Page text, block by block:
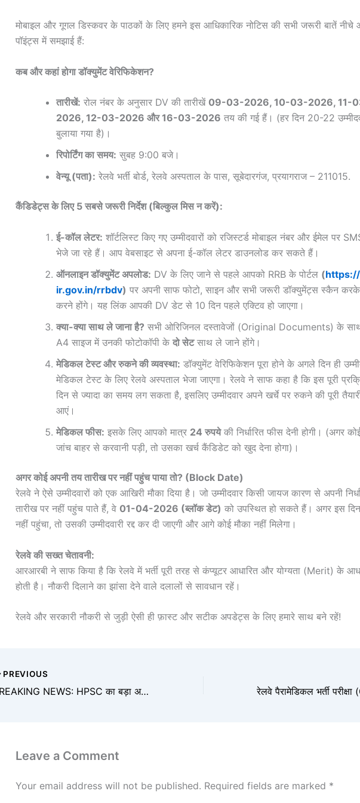
मोबाइल और गूगल डिस्कवर के पाठकों के लिए हमने इस आधिकारिक नोटिस की सभी जरूरी बातें नीचे
पॉइंट्स में समझाई हैं:
कब और कहां होगा डॉक्युमेंट वेरिफिकेशन?
तारीखें: रोल नंबर के अनुसार DV की तारीखें 09-03-2026, 10-03-2026, 11-
2026, 12-03-2026 और 16-03-2026 तय की गई हैं। (हर दिन 20-22
बुलाया गया है)।
रिपोर्टिंग का समय: सुबह 9:00 बजे।
वेन्यू (पता): रेलवे भर्ती बोर्ड, रेलवे अस्पताल के पास, सूबेदारगंज, प्रयागराज – 211015.
कैंडिडेट्स के लिए 5 सबसे जरूरी निर्देश (बिल्कुल मिस न करें):
ई-कॉल लेटर: शॉर्टलिस्ट किए गए उम्मीदवारों को रजिस्टर्ड मोबाइल नंबर और ईमेल पर
भेजे जा रहे हैं। आप वेबसाइट से अपना ई-कॉल लेटर डाउनलोड कर सकते हैं।
ऑनलाइन डॉक्युमेंट अपलोड: DV के लिए जाने से पहले आपको RRB के पोर्टल (
ir.gov.in/rrbdv) पर अपनी साफ फोटो, साइन और सभी जरूरी डॉक्युमेंट्स स्कैन
करने होंगे। यह लिंक आपकी DV डेट से 10 दिन पहले एक्टिव हो जाएगा।
क्या-क्या साथ ले जाना है? सभी ओरिजिनल दस्तावेजों (Original Documents) के
A4 साइज में उनकी फोटोकॉपी के दो सेटसाथ ले जाने होंगे।
मेडिकल टेस्ट और रुकने की व्यवस्था: डॉक्युमेंट वेरिफिकेशन पूरा होने के अगले दिन ही
मेडिकल टेस्ट के लिए रेलवे अस्पताल भेजा जाएगा। रेलवे ने साफ कहा है कि इस पूरी
दिन से ज्यादा का समय लग सकता है, इसलिए उम्मीदवार अपने खर्चे पर रुकने की पूरी
आएं।
मेडिकल फीस: इसके लिए आपको मात्र 24 रुपयेकी निर्धारित फीस देनी होगी। (अगर
जांच बाहर से करवानी पड़ी, तो उसका खर्च कैंडिडेट को खुद देना होगा)।
अगर कोई अपनी तय तारीख पर नहीं पहुंच पाया तो? (Block Date)
रेलवे ने ऐसे उम्मीदवारों को एक आखिरी मौका दिया है। जो उम्मीदवार किसी जायज कारण से अपनी
तारीख पर नहीं पहुंच पाते हैं, वे 01-04-2026 (ब्लॉक डेट) को उपस्थित हो सकते हैं। अगर इस
नहीं पहुंचा, तो उसकी उम्मीदवारी रद्द कर दी जाएगी और आगे कोई मौका नहीं मिलेगा।
रेलवे की सख्त चेतावनी:
आरआरबी ने साफ किया है कि रेलवे में भर्ती पूरी तरह से कंप्यूटर आधारित और योग्यता (Merit) के
होती है। नौकरी दिलाने का झांसा देने वाले दलालों से सावधान रहें।
रेलवे और सरकारी नौकरी से जुड़ी ऐसी ही फ़ास्ट और सटीक अपडेट्स के लिए हमारे साथ बने रहें!
PREVIOUS
BREAKING NEWS: HPSC का बड़ा अपडेट, मैनेजर (लीगल) भर्ती के रिजर्वेशन नियमों में हुआ बदलाव, उम्मीदवार तुरंत ध्यान दें!
Leave a Comment
Your email address will not be published. Required fields are marked *